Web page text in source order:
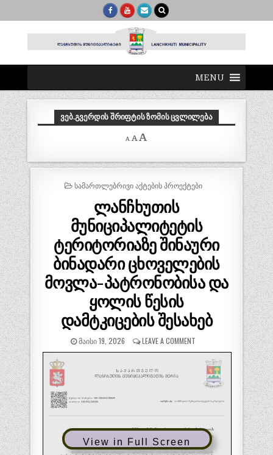
MENU
ᲕᲔᲑ.ᲒᲕᲔᲠᲓᲘᲡ ᲨᲠᲘᲤᲢᲘᲡ ᲖᲝᲛᲘᲡ ᲪᲕᲚᲘᲚᲔᲑᲐ
A
Decrease
font
A Reset
A
size.
POSTED
ᲡᲐᲛᲐᲠᲗᲚᲔᲑᲠᲘᲕᲘ ᲐᲥᲢᲔᲑᲘᲡ ᲞᲠᲝᲔᲥᲢᲔᲑᲘ
ლანჩხუთის
მუნიციპალიტეტის
ტერიტორიაზე შინაური
ბინადარი ცხოველების
მოვლა-პატრონობისა და
ყოლის წესის
დამტკიცების შესახებ
ᲛᲐᲘᲡᲘ 19, 2026 LEAVE A COMMENT
View in Full Screen